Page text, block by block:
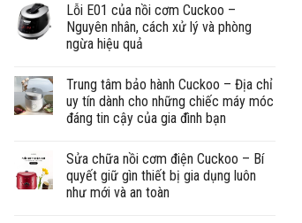
Lỗi E01 của nồi cơm Cuckoo –
Nguyên nhân, cách xử lý và phòng
ngừa hiệu quả
Trung tâm bảo hành Cuckoo – Địa chỉ
uy tín dành cho những chiếc máy móc
đáng tin cậy của gia đình bạn
Sửa chữa nồi cơm điện Cuckoo – Bí
quyết giữ gìn thiết bị gia dụng luôn
như mới và an toàn